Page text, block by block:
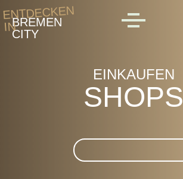
Skip to main content
ENTDECKEN
INBREMEN
CITY
MENU
EINKAUFEN
SHOPS
Suche im Shops